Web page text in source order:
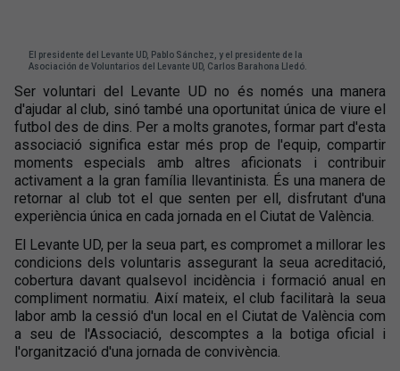
El presidente del Levante UD, Pablo Sánchez, y el presidente de la
Asociación de Voluntarios del Levante UD, Carlos Barahona Lledó.
Ser voluntari del Levante UD no és només una manera
d'ajudar al club, sinó també una oportunitat única de viure el
futbol des de dins. Per a molts granotes, formar part d'esta
associació significa estar més prop de l'equip, compartir
moments especials amb altres aficionats i contribuir
activament a la gran família llevantinista. És una manera de
retornar al club tot el que senten per ell, disfrutant d'una
experiència única en cada jornada en el Ciutat de València.
El Levante UD, per la seua part, es compromet a millorar les
condicions dels voluntaris assegurant la seua acreditació,
cobertura davant qualsevol incidència i formació anual en
compliment normatiu. Així mateix, el club facilitarà la seua
labor amb la cessió d'un local en el Ciutat de València com
a seu de l'Associació, descomptes a la botiga oficial i
l'organització d'una jornada de convivència.